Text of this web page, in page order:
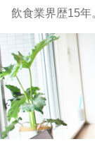
飲食業界歴15年